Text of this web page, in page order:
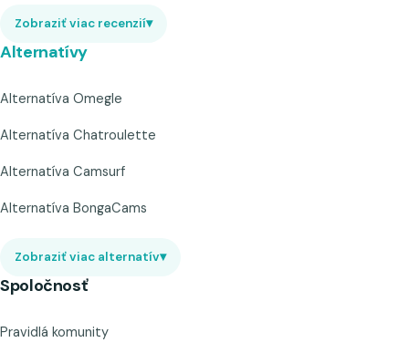
Zobraziť viac recenzií▾
Alternatívy
Alternatíva Omegle
Alternatíva Chatroulette
Alternatíva Camsurf
Alternatíva BongaCams
Zobraziť viac alternatív▾
Spoločnosť
Pravidlá komunity